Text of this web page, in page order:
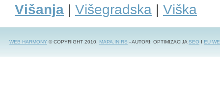
Višanja | Višegradska | Viška
WEB HARMONY © COPYRIGHT 2010. MAPA.IN.RS - AUTORI: OPTIMIZACIJASEO I EU